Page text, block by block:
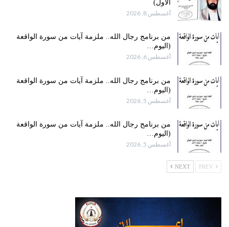
الأول)
أغسطس 8, 2026
من برنامج رجال الله.. ملزمة آيات من سورة الواقعة
(اليوم…
أغسطس 6, 2026
من برنامج رجال الله.. ملزمة آيات من سورة الواقعة
(اليوم…
أغسطس 5, 2026
من برنامج رجال الله.. ملزمة آيات من سورة الواقعة
(اليوم…
أغسطس 5, 2026
NEXT